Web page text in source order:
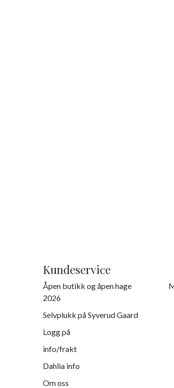
Kundeservice
Åpen butikk og åpen hage
2026
Selvplukk på Syverud Gaard
Logg på
info/frakt
Dahlia info
Om oss